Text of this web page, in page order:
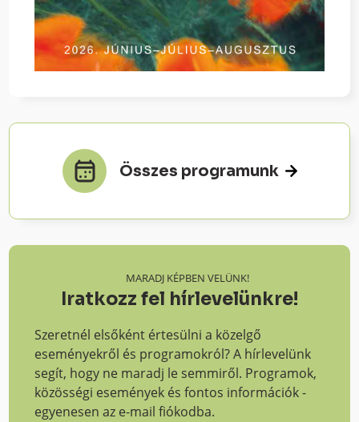
Összes programunk
MARADJ KÉPBEN VELÜNK!
Iratkozz fel hírlevelünkre!
Szeretnél elsőként értesülni a közelgő
eseményekről és programokról? A hírlevelünk
segít, hogy ne maradj le semmiről. Programok,
közösségi események és fontos információk -
egyenesen az e-mail fiókodba.